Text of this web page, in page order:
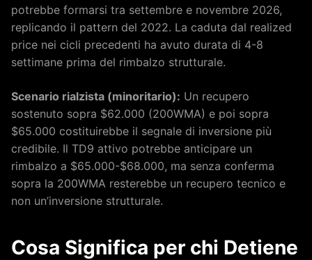
potrebbe formarsi tra settembre e novembre 2026,
replicando il pattern del 2022. La caduta dal realized
price nei cicli precedenti ha avuto durata di 4-8
settimane prima del rimbalzo strutturale.
Scenario rialzista (minoritario): Un recupero
sostenuto sopra $62.000 (200WMA) e poi sopra
$65.000 costituirebbe il segnale di inversione più
credibile. Il TD9 attivo potrebbe anticipare un
rimbalzo a $65.000-$68.000, ma senza conferma
sopra la 200WMA resterebbe un recupero tecnico e
non un’inversione strutturale.
Cosa Significa per chi Detiene